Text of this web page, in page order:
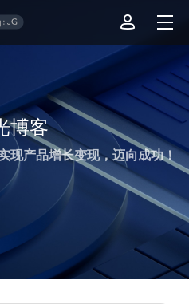
博客
现产品增长变现，迈向成功！